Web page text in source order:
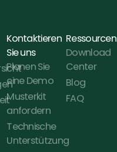
Kontaktieren
Sie uns
Planen Sie
eine Demo
Musterkit
anfordern
Technische
Unterstützung
Ressourcen
Download
Center
Blog
FAQ